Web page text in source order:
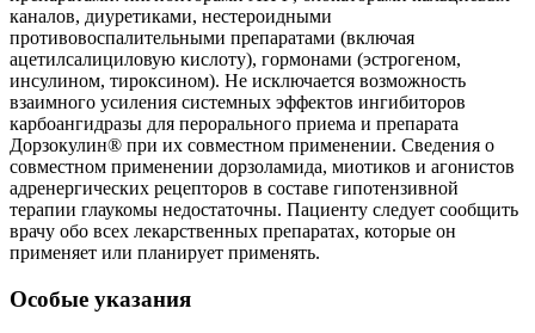
каналов, диуретиками, нестероидными
противовоспалительными препаратами (включая
ацетилсалициловую кислоту), гормонами (эстрогеном,
инсулином, тироксином). Не исключается возможность
взаимного усиления системных эффектов ингибиторов
карбоангидразы для перорального приема и препарата
Дорзокулин® при их совместном применении. Сведения о
совместном применении дорзоламида, миотиков и агонистов
адренергических рецепторов в составе гипотензивной
терапии глаукомы недостаточны. Пациенту следует сообщить
врачу обо всех лекарственных препаратах, которые он
применяет или планирует применять.
Особые указания